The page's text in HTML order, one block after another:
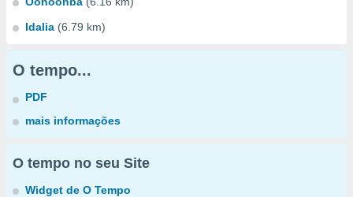
Idalia (6.79 km)
O tempo...
PDF
mais informações
O tempo no seu Site
Widget de O Tempo